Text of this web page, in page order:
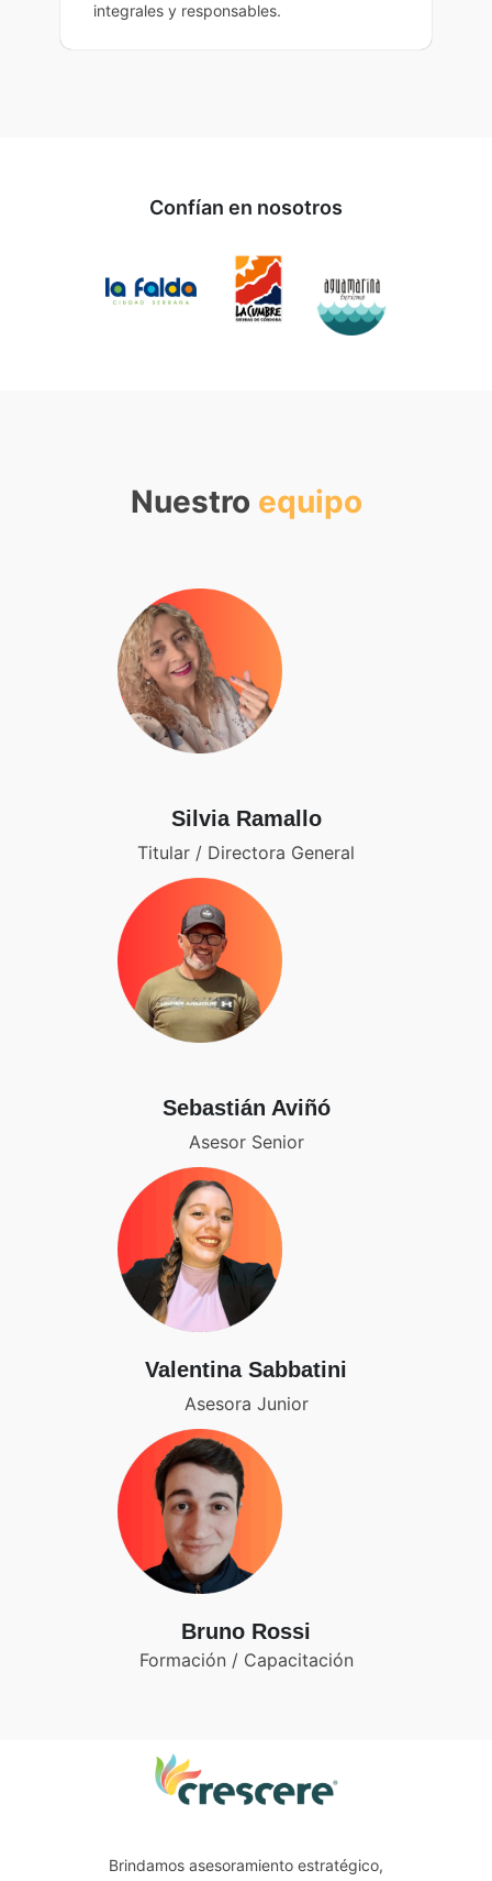
integrales y responsables.
Confían en nosotros
Nuestro equipo
Silvia Ramallo
Titular / Directora General
Sebastián Aviñó
Asesor Senior
Valentina Sabbatini
Asesora Junior
Bruno Rossi
Formación / Capacitación
Brindamos asesoramiento estratégico,